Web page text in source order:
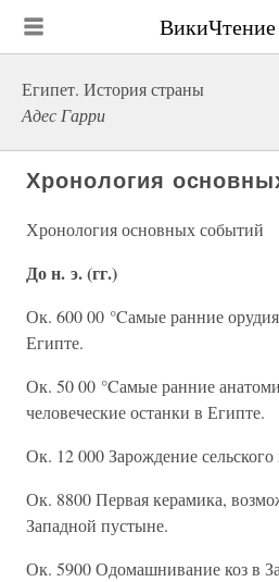
ВикиЧтение
Египет. История страны
Адес Гарри
Хронология
Хронология основных событий
До н. э. (гг.)
Ок. 600 00 °Cамые ранние
Египте.
Ок. 50 00 °Cамые ранние
человеческие останки в Египте.
Ок. 12 000 Зарождение сельского
Ок. 8800 Первая керамика,
Западной пустыне.
Ок. 5900 Одомашнивание коз в